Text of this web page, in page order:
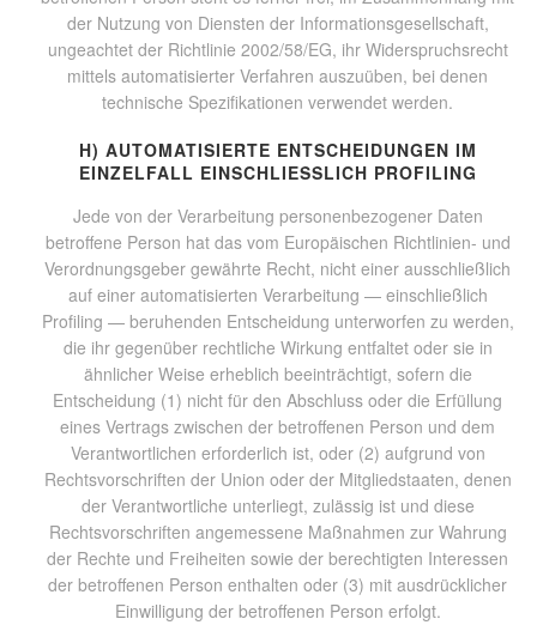
der Nutzung von Diensten der Informationsgesellschaft,
ungeachtet der Richtlinie 2002/58/EG, ihr Widerspruchsrecht
mittels automatisierter Verfahren auszuüben, bei denen
technische Spezifikationen verwendet werden.
H) AUTOMATISIERTE ENTSCHEIDUNGEN IM
EINZELFALL EINSCHLIESSLICH PROFILING
Jede von der Verarbeitung personenbezogener Daten
betroffene Person hat das vom Europäischen Richtlinien- und
Verordnungsgeber gewährte Recht, nicht einer ausschließlich
auf einer automatisierten Verarbeitung — einschließlich
Profiling — beruhenden Entscheidung unterworfen zu werden,
die ihr gegenüber rechtliche Wirkung entfaltet oder sie in
ähnlicher Weise erheblich beeinträchtigt, sofern die
Entscheidung (1) nicht für den Abschluss oder die Erfüllung
eines Vertrags zwischen der betroffenen Person und dem
Verantwortlichen erforderlich ist, oder (2) aufgrund von
Rechtsvorschriften der Union oder der Mitgliedstaaten, denen
der Verantwortliche unterliegt, zulässig ist und diese
Rechtsvorschriften angemessene Maßnahmen zur Wahrung
der Rechte und Freiheiten sowie der berechtigten Interessen
der betroffenen Person enthalten oder (3) mit ausdrücklicher
Einwilligung der betroffenen Person erfolgt.